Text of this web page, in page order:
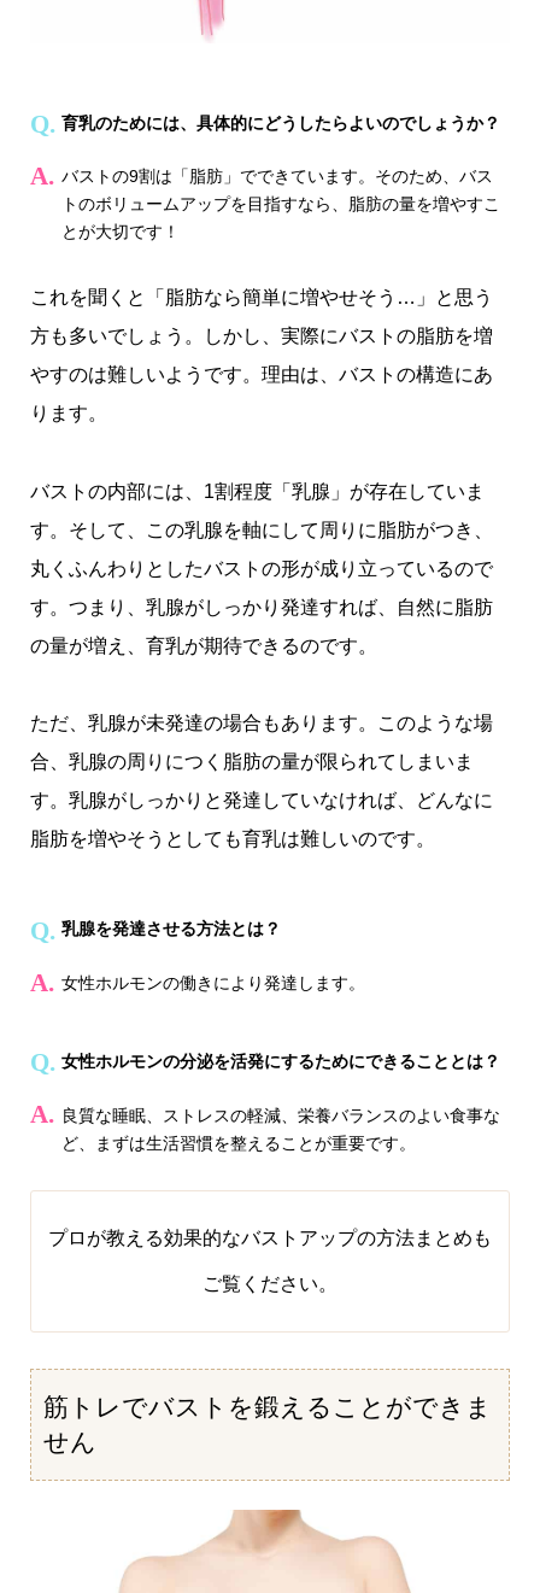
育乳のためには、具体的にどうしたらよいのでしょうか？
バストの9割は「脂肪」でできています。そのため、バス
トのボリュームアップを目指すなら、脂肪の量を増やすこ
とが大切です！
これを聞くと「脂肪なら簡単に増やせそう…」と思う
方も多いでしょう。しかし、実際にバストの脂肪を増
やすのは難しいようです。理由は、バストの構造にあ
ります。
バストの内部には、1割程度「乳腺」が存在していま
す。そして、この乳腺を軸にして周りに脂肪がつき、
丸くふんわりとしたバストの形が成り立っているので
す。つまり、乳腺がしっかり発達すれば、自然に脂肪
の量が増え、育乳が期待できるのです。
ただ、乳腺が未発達の場合もあります。このような場
合、乳腺の周りにつく脂肪の量が限られてしまいま
す。乳腺がしっかりと発達していなければ、どんなに
脂肪を増やそうとしても育乳は難しいのです。
乳腺を発達させる方法とは？
女性ホルモンの働きにより発達します。
女性ホルモンの分泌を活発にするためにできることとは？
良質な睡眠、ストレスの軽減、栄養バランスのよい食事な
ど、まずは生活習慣を整えることが重要です。
プロが教える効果的なバストアップの方法まとめ も
ご覧ください。
筋トレでバストを鍛えることができま
せん